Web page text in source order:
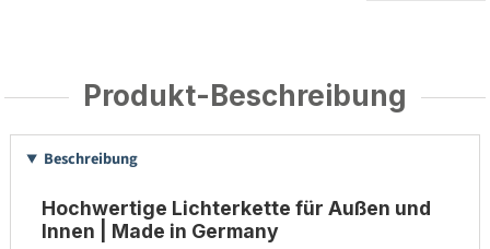
Produkt-Beschreibung
Beschreibung
Hochwertige Lichterkette für Außen und
Innen | Made in Germany